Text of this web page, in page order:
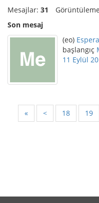
Mesajlar: 31
Son mesaj
(eo)
başlangıç
11 Eylül
« < 18 19